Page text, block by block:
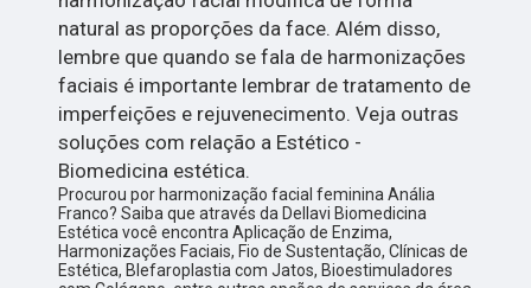
natural as proporções da face. Além disso,
lembre que quando se fala de harmonizações
faciais é importante lembrar de tratamento de
imperfeições e rejuvenecimento. Veja outras
soluções com relação a Estético -
Biomedicina estética.
Procurou por harmonização facial feminina Anália
Franco? Saiba que através da Dellavi Biomedicina
Estética você encontra Aplicação de Enzima,
Harmonizações Faciais, Fio de Sustentação, Clínicas de
Estética, Blefaroplastia com Jatos, Bioestimuladores